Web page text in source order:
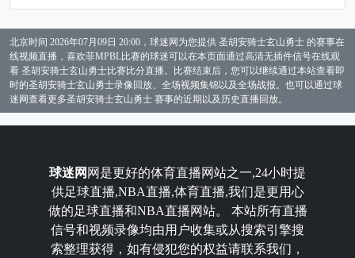
北京时间 2026年07月09日 20:00，球迷网为您提供 圣胡安骑士玄山勇士 的赛事在
线视频直播，喜欢菲MPBL比赛的球迷可以在本页面通过高清无插件信号在线观
看 圣胡安骑士玄山勇士比赛比分直播。比赛结束后，您可以继续通过本站查看即
时的圣胡安骑士玄山勇士录像回放、全场视频集锦以及全场战报。也可以通过球
迷网查看更多圣胡安骑士玄山勇士 赛事的近期以及历史直播回放。
球迷网 网是更好的体育直播网站之一,24小时提
供足球直播,NBA直播,体育直播,我们是更用心
做的足球直播和NBA直播网站。 本站所有直播
信号和视频录像均由用户收集或从搜索引擎搜
索整理获得，如有侵犯您的权益请联系我们，